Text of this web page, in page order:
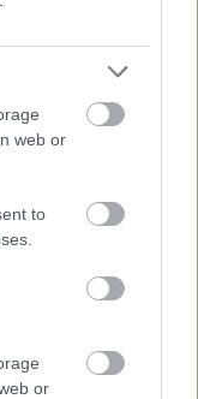
web or
to
or
életmód